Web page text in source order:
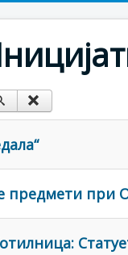
при